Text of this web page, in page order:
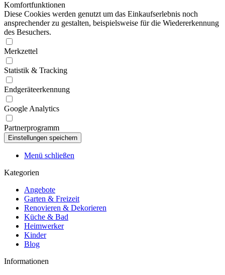
Komfortfunktionen
Diese Cookies werden genutzt um das Einkaufserlebnis noch
ansprechender zu gestalten, beispielsweise für die Wiedererkennung
des Besuchers.
Merkzettel
Statistik & Tracking
Endgeräteerkennung
Google Analytics
Partnerprogramm
Menü schließen
Kategorien
Angebote
Garten & Freizeit
Renovieren & Dekorieren
Küche & Bad
Heimwerker
Kinder
Blog
Informationen